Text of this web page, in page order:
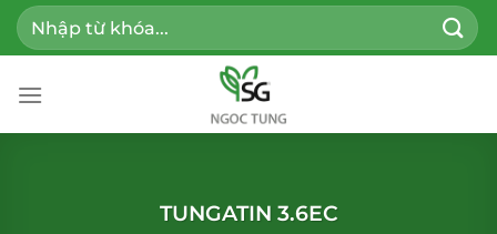
Bỏ
qua
dung
Tìm
kiếm:
TUNGATIN 3.6EC